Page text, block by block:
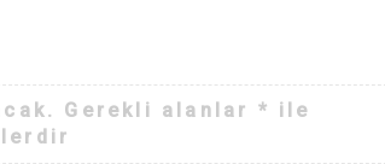
Gerekli alanlar * ile